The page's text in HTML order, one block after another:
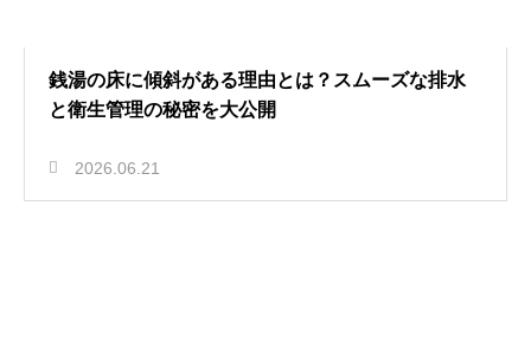
銭湯の床に傾斜がある理由とは？スムーズな排水
と衛生管理の秘密を大公開
2026.06.21